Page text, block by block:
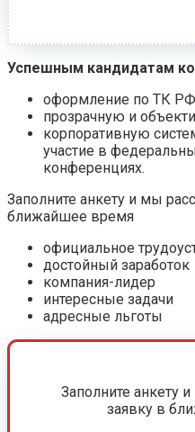
Успешным кандидатам
оформление по ТК
прозрачную и
корпоративную
участие в
конференциях.
Заполните анкету и мы
ближайшее время
официальное
достойный заработок
компания-лидер
интересные задачи
адресные льготы
Заполните анкету
заявку в